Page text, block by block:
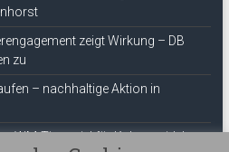
zeigt Wirkung – DB
zu
– nachhaltige Aktion in
WM-Tippspiel für Kaltenweide!